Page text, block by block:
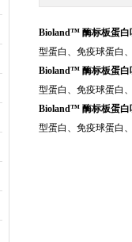
Bioland™ 酶标板蛋
型蛋白、免疫球蛋白
Bioland™ 酶标板蛋
型蛋白、免疫球蛋白
Bioland™ 酶标板蛋
型蛋白、免疫球蛋白